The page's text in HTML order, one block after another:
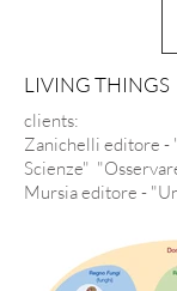
LIVING THINGS
clients:
Zanichelli editore -
Scienze"
Mursia editore -